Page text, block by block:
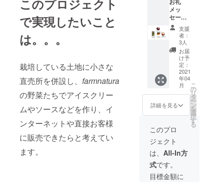
このプロジェクト
で実現したいこと
は。。。
栽培している土地に小さな
直売所を併設し、 farmnatura
の野菜たちでアイスクリー
ムやソースなどを作り、イ
ンターネットや直接お客様
に販売できたらと考えてい
ます。
メッ
セー
ジ、レ
タス
120ｇ
×5袋、
ミニト
マト(瀬
戸内ベ
リル200
ｇ1パッ
ク）ミ
ニトマ
ト(長船
マト180
ｇ1パッ
ク）、
トマト
ソース
200ｇ1
瓶
支援
者：
3人
お届
け予
定：
2021
年04
月
詳細を見る
こ
の
リ
タ
ー
ン
を
選
択
す
る
このプロ
ジェクト
は、 All-In方
式です。
目標金額に